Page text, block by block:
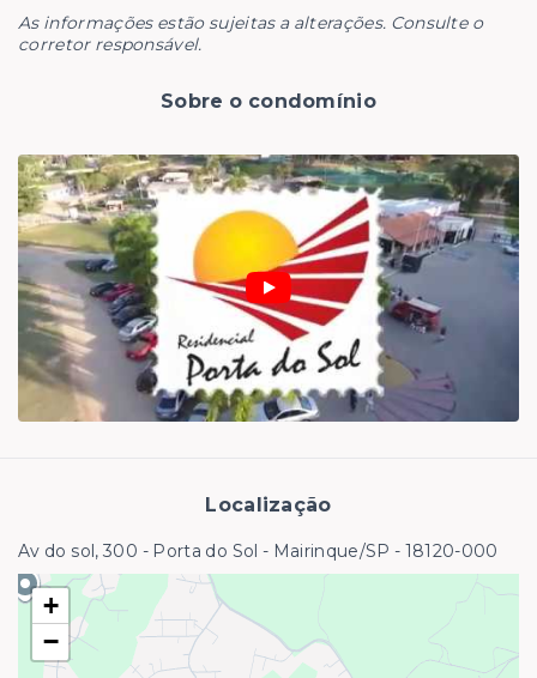
As informações estão sujeitas a alterações. Consulte o
corretor responsável.
Sobre o condomínio
Localização
Av do sol, 300 - Porta do Sol - Mairinque/SP - 18120-000
+
−